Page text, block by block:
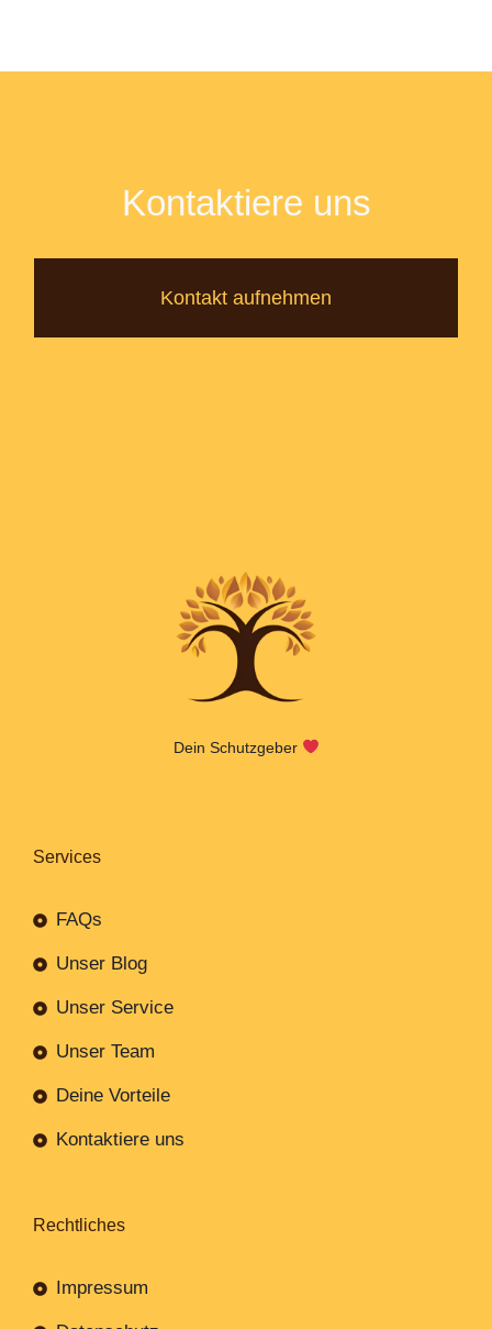
Kontaktiere uns
Kontakt aufnehmen
Dein Schutzgeber
Services
FAQs
Unser Blog
Unser Service
Unser Team
Deine Vorteile
Kontaktiere uns
Rechtliches
Impressum